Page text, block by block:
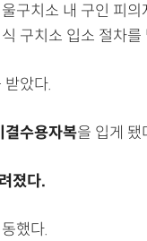
구치소 내 구인 피의
구치소 입소 절차를
았다.
결수용자복을 입게 됐
졌다.
했다.